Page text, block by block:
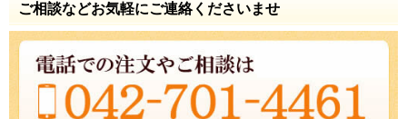
ご相談などお気軽にご連絡くださいませ